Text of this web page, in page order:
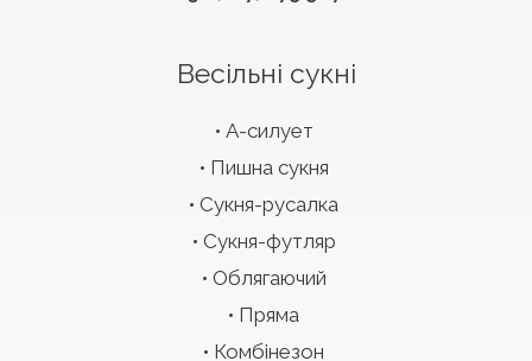
Весільні сукні
А-силует
Пишна сукня
Сукня-русалка
Сукня-футляр
Облягаючий
Пряма
Комбінезон